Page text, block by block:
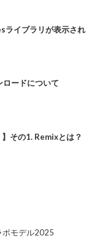
ライブラリが表示され
ードについて
その1. Remixとは？
ボモデル2025